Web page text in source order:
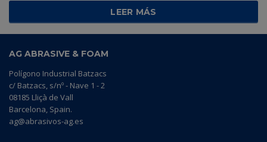
LEER MÁS
AG ABRASIVE & FOAM
Polígono Industrial Batzacs
c/ Batzacs, s/nº - Nave 1 - 2
08185 Lliçà de Vall
Barcelona, Spain.
ag@abrasivos-ag.es